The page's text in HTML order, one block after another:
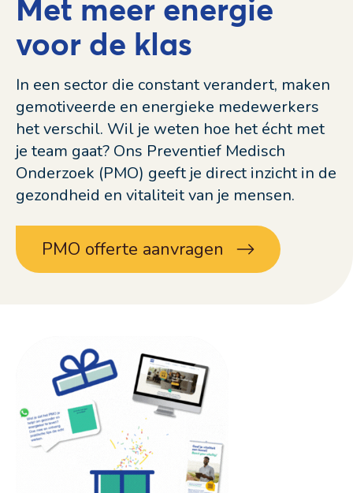
Met meer energie
voor de klas
PMO offerte aanvragen
In een sector die constant verandert, maken
gemotiveerde en energieke medewerkers
het verschil. Wil je weten hoe het écht met
je team gaat? Ons Preventief Medisch
Onderzoek (PMO) geeft je direct inzicht in de
gezondheid en vitaliteit van je mensen.